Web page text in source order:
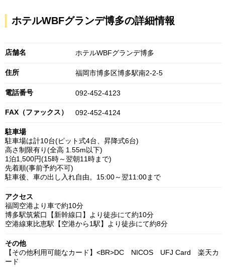
ホテルWBFグランデ博多の詳細情報
店舗名 ホテルWBFグランデ博多
住所 福岡市博多区博多駅南2-2-5
電話番号 092-452-4123
FAX（ファックス） 092-452-4124
駐車場
駐車場は計10台(ピット式4台、昇降式6台)
高さ制限有り(全高 1.55m以下)
1泊1,500円(15時～翌朝11時まで)
先着順(事前予約不可)
駐車後、車の出し入れ自由。15:00～翌11:00まで
アクセス
福岡空港より車で約10分
博多駅筑紫口【新幹線口】より徒歩にて約10分
空港線東比恵駅【空港から1駅】より徒歩にて約8分
その他
【その他利用可能なカード】<BR>DC NICOS UFJ Card 楽天カ
ード